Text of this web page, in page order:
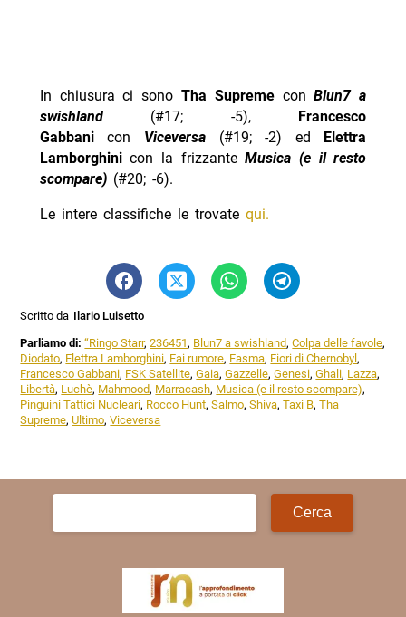
In chiusura ci sono Tha SupremeconBlun7 a
swishland
(#17; -5), Francesco
Gabbanicon Viceversa (#19; -2) ed Elettra
Lamborghinicon la frizzanteMusica (e il resto
scompare) (#20; -6).
Le intere classifiche le trovate qui.
Scritto da Ilario Luisetto
Parliamo di:“Ringo Starr,236451 , Blun7 a swishland,Colpa delle favole,
Diodato, Elettra Lamborghini, Fai rumore, Fasma, Fiori di Chernobyl,
Francesco Gabbani, FSK Satellite,Gaia,Gazzelle,Genesi,Ghali, Lazza,
Libertà, Luchè, Mahmood, Marracash, Musica (e il resto scompare),
Pinguini Tattici Nucleari, Rocco Hunt,Salmo,Shiva,Taxi B,Tha
Supreme,Ultimo,Viceversa